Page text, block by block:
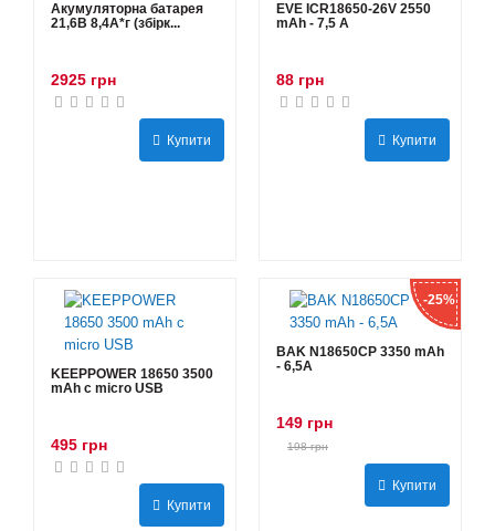
Акумуляторна батарея
21,6В 8,4A*г (збірк...
2925 грн
Купити
EVE ICR18650-26V 2550
mAh - 7,5 А
88 грн
Купити
KEEPPOWER 18650 3500
mAh с micro USB
495 грн
Купити
-25%
BAK N18650CP 3350 mAh
- 6,5А
149 грн
198 грн
Купити